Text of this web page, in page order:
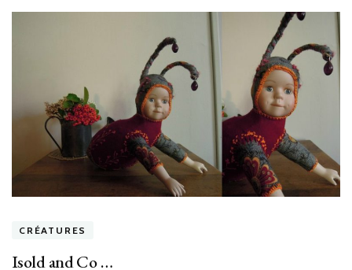
CRÉATURES
Isold and Co …